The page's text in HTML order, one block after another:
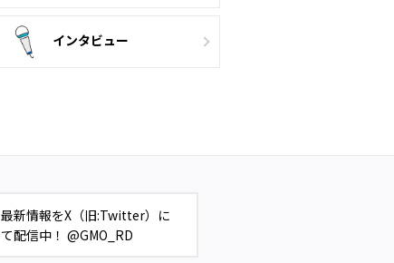
インタビュー
最新情報をX（旧:Twitter）に
て配信中！ @GMO_RD